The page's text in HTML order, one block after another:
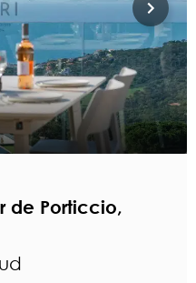
de Porticcio,